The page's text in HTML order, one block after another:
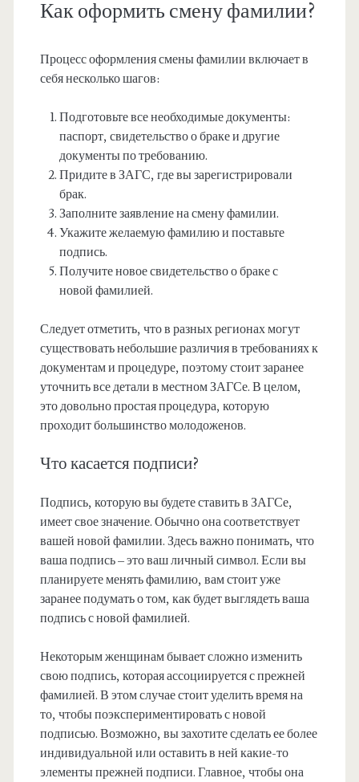
Как оформить смену фамилии?
Процесс оформления смены фамилии включает в
себя несколько шагов:
Подготовьте все необходимые документы:
паспорт, свидетельство о браке и другие
документы по требованию.
Придите в ЗАГС, где вы зарегистрировали
брак.
Заполните заявление на смену фамилии.
Укажите желаемую фамилию и поставьте
подпись.
Получите новое свидетельство о браке с
новой фамилией.
Следует отметить, что в разных регионах могут
существовать небольшие различия в требованиях к
документам и процедуре, поэтому стоит заранее
уточнить все детали в местном ЗАГСе. В целом,
это довольно простая процедура, которую
проходит большинство молодоженов.
Что касается подписи?
Подпись, которую вы будете ставить в ЗАГСе,
имеет свое значение. Обычно она соответствует
вашей новой фамилии. Здесь важно понимать, что
ваша подпись – это ваш личный символ. Если вы
планируете менять фамилию, вам стоит уже
заранее подумать о том, как будет выглядеть ваша
подпись с новой фамилией.
Некоторым женщинам бывает сложно изменить
свою подпись, которая ассоциируется с прежней
фамилией. В этом случае стоит уделить время на
то, чтобы поэкспериментировать с новой
подписью. Возможно, вы захотите сделать ее более
индивидуальной или оставить в ней какие-то
элементы прежней подписи. Главное, чтобы она